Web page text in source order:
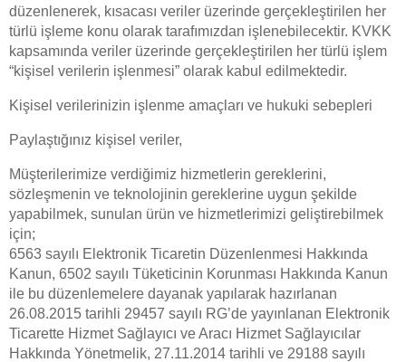
düzenlenerek, kısacası veriler üzerinde gerçekleştirilen her
türlü işleme konu olarak tarafımızdan işlenebilecektir. KVKK
kapsamında veriler üzerinde gerçekleştirilen her türlü işlem
“kişisel verilerin işlenmesi” olarak kabul edilmektedir.
Kişisel verilerinizin işlenme amaçları ve hukuki sebepleri
Paylaştığınız kişisel veriler,
Müşterilerimize verdiğimiz hizmetlerin gereklerini,
sözleşmenin ve teknolojinin gereklerine uygun şekilde
yapabilmek, sunulan ürün ve hizmetlerimizi geliştirebilmek
için;
6563 sayılı Elektronik Ticaretin Düzenlenmesi Hakkında
Kanun, 6502 sayılı Tüketicinin Korunması Hakkında Kanun
ile bu düzenlemelere dayanak yapılarak hazırlanan
26.08.2015 tarihli 29457 sayılı RG’de yayınlanan Elektronik
Ticarette Hizmet Sağlayıcı ve Aracı Hizmet Sağlayıcılar
Hakkında Yönetmelik, 27.11.2014 tarihli ve 29188 sayılı